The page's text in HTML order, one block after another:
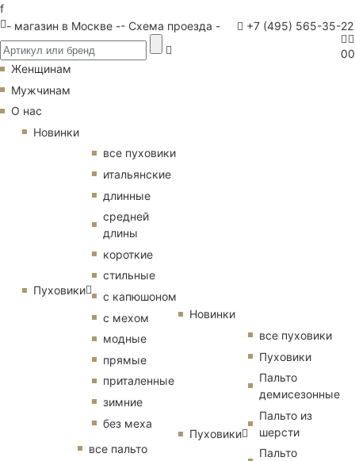
f
- магазин в Москве -- Схема проезда - +7 (495) 565-35-22
00
Женщинам
Мужчинам
О нас
Новинки
Пуховики
все пуховики
итальянские
длинные
средней
длины
короткие
стильные
с капюшоном
с мехом
модные
прямые
приталенные
зимние
без меха
все пальто
Новинки
Пуховики
все пуховики
Пуховики
Пальто
демисезонные
Пальто из
шерсти
Пальто